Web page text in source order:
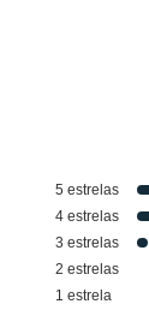
5 estrelas
4 estrelas
3 estrelas
2 estrelas
1 estrela